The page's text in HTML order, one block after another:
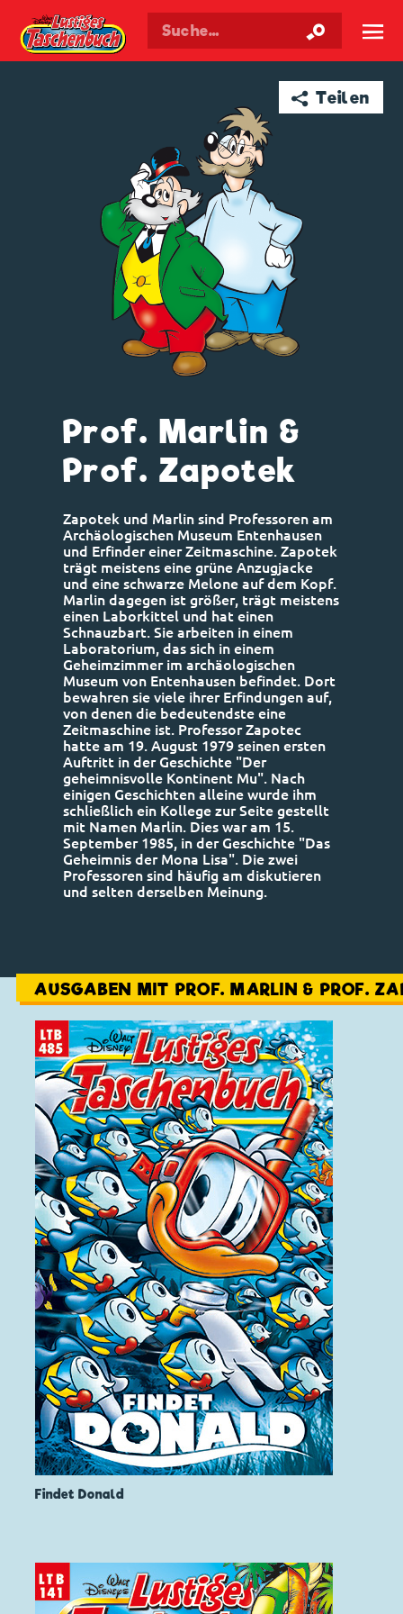
Walt Disneys Taschenbuch ☰
➦ Teilen
Prof. Marlin &
Prof. Zapotek
Zapotek und Marlin sind Professoren am
Archäologischen Museum Entenhausen
und Erfinder einer Zeitmaschine. Zapotek
trägt meistens eine grüne Anzugjacke
und eine schwarze Melone auf dem Kopf.
Marlin dagegen ist größer, trägt meistens
einen Laborkittel und hat einen
Schnauzbart. Sie arbeiten in einem
Laboratorium, das sich in einem
Geheimzimmer im archäologischen
Museum von Entenhausen befindet. Dort
bewahren sie viele ihrer Erfindungen auf,
von denen die bedeutendste eine
Zeitmaschine ist. Professor Zapotec
hatte am 19. August 1979 seinen ersten
Auftritt in der Geschichte "Der
geheimnisvolle Kontinent Mu". Nach
einigen Geschichten alleine wurde ihm
schließlich ein Kollege zur Seite gestellt
mit Namen Marlin. Dies war am 15.
September 1985, in der Geschichte "Das
Geheimnis der Mona Lisa". Die zwei
Professoren sind häufig am diskutieren
und selten derselben Meinung.
AUSGABEN MIT PROF. MARLIN & PROF.
Findet Donald